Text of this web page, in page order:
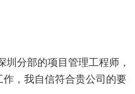
分部的项目管理工程师，
，我自信符合贵公司的要